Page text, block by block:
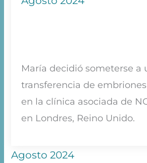
María decidió someterse a
transferencia de
en la clínica asociada de
en Londres, Reino Unido.
Agosto 2024